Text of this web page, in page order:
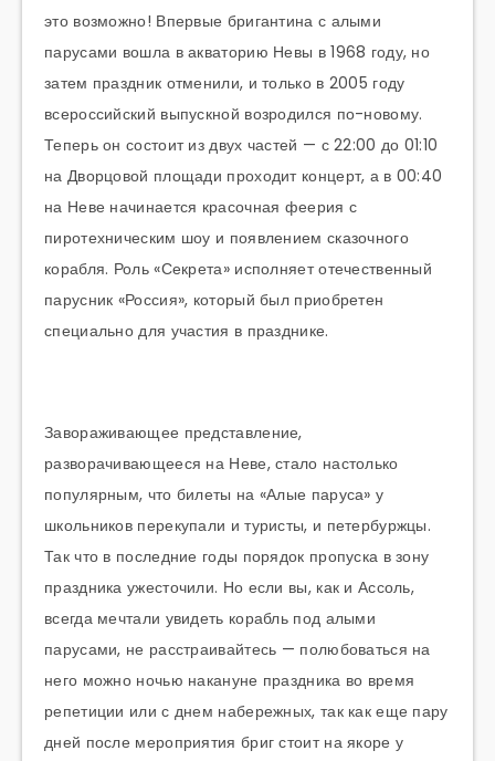
это возможно! Впервые бригантина с алыми
парусами вошла в акваторию Невы в 1968 году, но
затем праздник отменили, и только в 2005 году
всероссийский выпускной возродился по-новому.
Теперь он состоит из двух частей — с 22:00 до 01:10
на Дворцовой площади проходит концерт, а в 00:40
на Неве начинается красочная феерия с
пиротехническим шоу и появлением сказочного
корабля. Роль «Секрета» исполняет отечественный
парусник «Россия», который был приобретен
специально для участия в празднике.
Завораживающее представление,
разворачивающееся на Неве, стало настолько
популярным, что билеты на «Алые паруса» у
школьников перекупали и туристы, и петербуржцы.
Так что в последние годы порядок пропуска в зону
праздника ужесточили. Но если вы, как и Ассоль,
всегда мечтали увидеть корабль под алыми
парусами, не расстраивайтесь — полюбоваться на
него можно ночью накануне праздника во время
репетиции или с днем набережных, так как еще пару
дней после мероприятия бриг стоит на якоре у